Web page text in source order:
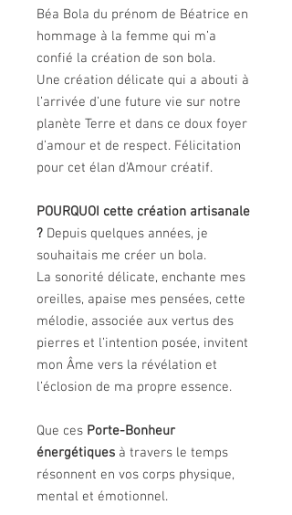
Béa Bola du prénom de Béatrice en
hommage à la femme qui m’a
confié la création de son bola.
Une création délicate qui a abouti à
l’arrivée d’une future vie sur notre
planète Terre et dans ce doux foyer
d’amour et de respect. Félicitation
pour cet élan d’Amour créatif.
POURQUOI cette création artisanale
? Depuis quelques années, je
souhaitais me créer un bola.
La sonorité délicate, enchante mes
oreilles, apaise mes pensées, cette
mélodie, associée aux vertus des
pierres et l’intention posée, invitent
mon Âme vers la révélation et
l’éclosion de ma propre essence.
Que ces Porte-Bonheur
énergétiques à travers le temps
résonnent en vos corps physique,
mental et émotionnel.